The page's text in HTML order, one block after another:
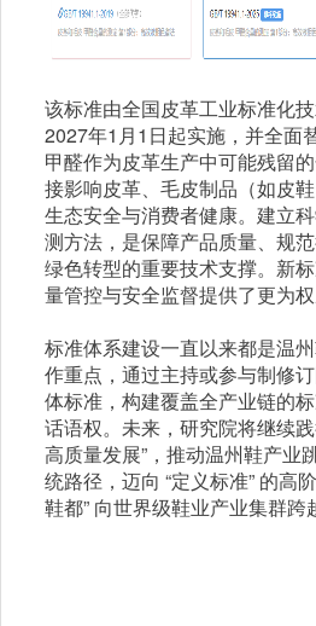
该标准由全国皮革工业标准化
2027年1月1日起实施，并全面
甲醛作为皮革生产中可能残留
接影响皮革、毛皮制品（如皮
生态安全与消费者健康。建立
测方法，是保障产品质量、规
绿色转型的重要技术支撑。 新
量管控与安全监督提供了更为权
标准体系建设一直以来都是温
作重点，通过主持或参与制修
体标准，构建覆盖全产业链的
话语权。 未来，研究院将继续
高质量发展”，推动温州鞋产业
统路径，迈向 “定义标准” 的高
鞋都” 向世界级鞋业产业集群跨